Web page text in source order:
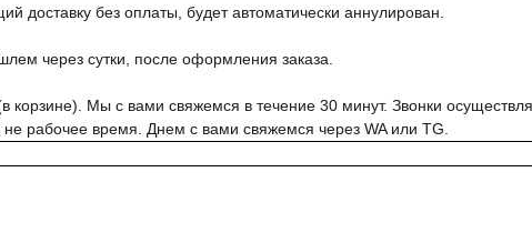
доставку без оплаты, будет автоматически аннулирован.
через сутки, после оформления заказа.
Мы с вами свяжемся в течение 30 минут. Звонки
рабочее время. Днем с вами свяжемся через WA или TG.